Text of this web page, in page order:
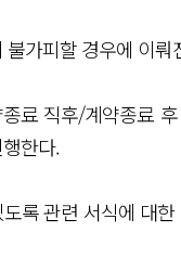
가피할 경우에 이뤄
료 직후/계약종료
한다.
록 관련 서식에 대